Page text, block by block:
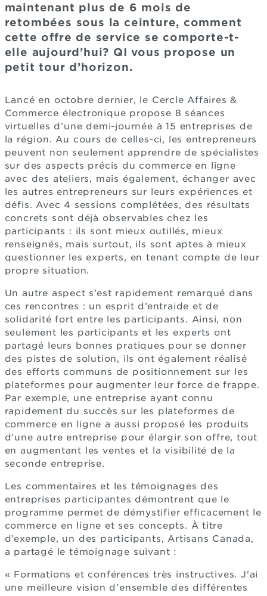
maintenant plus de 6 mois de
retombées sous la ceinture, comment
cette offre de service se comporte-t-
elle aujourd’hui? QI vous propose un
petit tour d’horizon.
Lancé en octobre dernier, le Cercle Affaires &
Commerce électronique propose 8 séances
virtuelles d’une demi-journée à 15 entreprises de
la région. Au cours de celles-ci, les entrepreneurs
peuvent non seulement apprendre de spécialistes
sur des aspects précis du commerce en ligne
avec des ateliers, mais également, échanger avec
les autres entrepreneurs sur leurs expériences et
défis. Avec 4 sessions complétées, des résultats
concrets sont déjà observables chez les
participants : ils sont mieux outillés, mieux
renseignés, mais surtout, ils sont aptes à mieux
questionner les experts, en tenant compte de leur
propre situation.
Un autre aspect s’est rapidement remarqué dans
ces rencontres : un esprit d’entraide et de
solidarité fort entre les participants. Ainsi, non
seulement les participants et les experts ont
partagé leurs bonnes pratiques pour se donner
des pistes de solution, ils ont également réalisé
des efforts communs de positionnement sur les
plateformes pour augmenter leur force de frappe.
Par exemple, une entreprise ayant connu
rapidement du succès sur les plateformes de
commerce en ligne a aussi proposé les produits
d’une autre entreprise pour élargir son offre, tout
en augmentant les ventes et la visibilité de la
seconde entreprise.
Les commentaires et les témoignages des
entreprises participantes démontrent que le
programme permet de démystifier efficacement le
commerce en ligne et ses concepts. À titre
d’exemple, un des participants, Artisans Canada,
a partagé le témoignage suivant :
« Formations et conférences très instructives. J'ai
une meilleure vision d'ensemble des différentes